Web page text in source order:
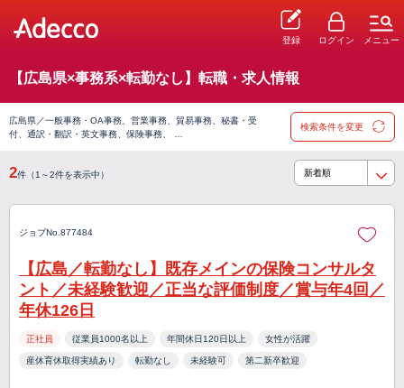
登録 ログイン メニュー
【広島県×事務系×転勤なし】転職・求人情報
広島県／一般事務・OA事務、営業事務、貿易事務、秘書・受
付、通訳・翻訳・英文事務、保険事務、 …
検索条件を変更
2件（1～2件を表示中）
ジョブNo.877484
【広島／転勤なし】既存メインの保険コンサルタ
ント／未経験歓迎／正当な評価制度／賞与年4回／
年休126日
正社員 従業員1000名以上 年間休日120日以上 女性が活躍
産休育休取得実績あり 転勤なし 未経験可 第二新卒歓迎